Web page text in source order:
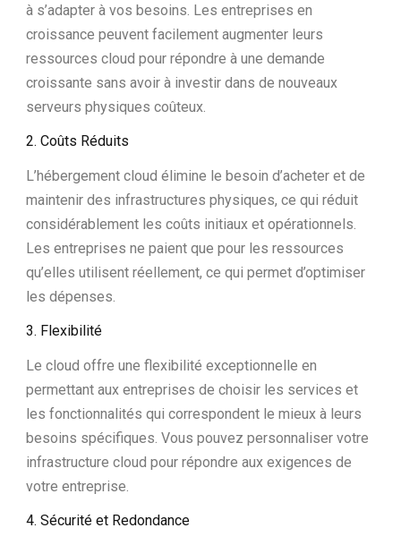
à s’adapter à vos besoins. Les entreprises en
croissance peuvent facilement augmenter leurs
ressources cloud pour répondre à une demande
croissante sans avoir à investir dans de nouveaux
serveurs physiques coûteux.
2. Coûts Réduits
L’hébergement cloud élimine le besoin d’acheter et de
maintenir des infrastructures physiques, ce qui réduit
considérablement les coûts initiaux et opérationnels.
Les entreprises ne paient que pour les ressources
qu’elles utilisent réellement, ce qui permet d’optimiser
les dépenses.
3. Flexibilité
Le cloud offre une flexibilité exceptionnelle en
permettant aux entreprises de choisir les services et
les fonctionnalités qui correspondent le mieux à leurs
besoins spécifiques. Vous pouvez personnaliser votre
infrastructure cloud pour répondre aux exigences de
votre entreprise.
4. Sécurité et Redondance